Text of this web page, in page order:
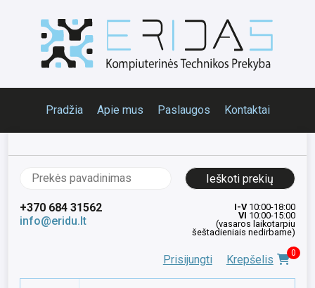
Pradžia Apie mus Paslaugos Kontaktai
Ieškoti:
+370 684 31562
info@eridu.lt
I-V10:00-18:00
VI 10:00-15:00
(vasaros laikotarpiu
šeštadieniais nedirbame)
Prisijungti Krepšelis 0